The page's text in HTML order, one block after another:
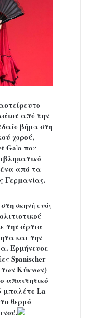
από την
βήμα στη
χορού,
Gala που
ένα από τα
Γερμανίας.
σκηνή ενός
την άρτια
και την
Ερμήνευσε
Spanischer
των Κύκνων)
απαιτητικό
μπαλέτο La
θερμό